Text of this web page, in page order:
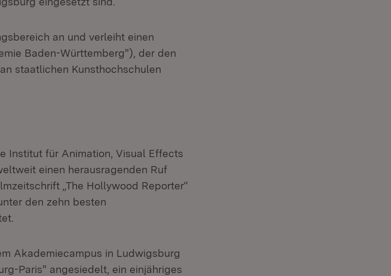
an und verleiht einen
Baden-Württemberg"), der den
staatlichen Kunsthochschulen
Institut für Animation, Visual Effects
einen herausragenden Ruf
„The Hollywood Reporter“
den zehn besten
Akademiecampus in Ludwigsburg
Paris" angesiedelt, ein einjähriges